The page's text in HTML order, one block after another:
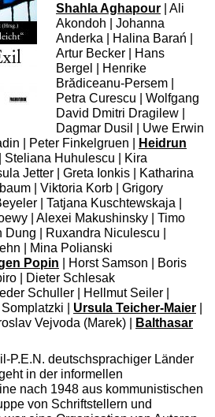
Shahla Aghapour | Ali
Akondoh | Johanna
Anderka | Halina Barań |
Artur Becker | Hans
Bergel | Henrike
Brădiceanu-Persem |
Petra Curescu | Wolfgang
David Dmitri Dragilew |
Dagmar Dusil | Uwe Erwin
| Peter Finkelgruen |
Heidrun
Steliana Huhulescu | Kira
Jetter | Greta Ionkis | Katharina
| Viktoria Korb | Grigory
| Tatjana Kuschtewskaja |
| Alexei Makushinsky | Timo
| Ruxandra Niculescu |
| Mina Polianski
Popin | Horst Samson | Boris
| Dieter Schlesak
Schuller | Hellmut Seiler |
| Ursula Teicher-Maier
Vejvoda (Marek) |
Balthasar
P.E.N. deutschsprachiger Länder
in der informellen
nach 1948 aus kommunistischen
von Schriftstellern und